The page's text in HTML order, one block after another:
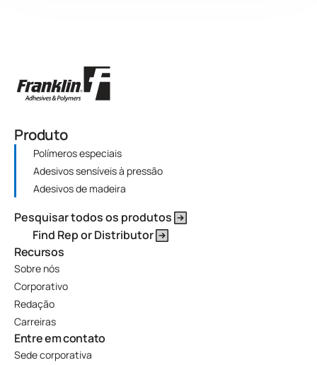
Produto
Polímeros especiais
Adesivos sensíveis à pressão
Adesivos de madeira
Pesquisar todos os produtos
Find Rep or Distributor
Recursos
Sobre nós
Corporativo
Redação
Carreiras
Entre em contato
Sede corporativa